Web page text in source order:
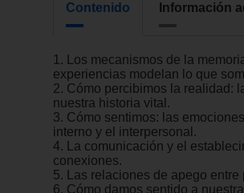
Contenido Información
1. Los mecanismos de la
experiencias modelan lo que
2. Cómo percibimos la realidad:
nuestra historia vital.
3. Cómo sentimos: las
interno y el interpersonal.
4. La comunicación y el
conexiones.
5. Las relaciones de apego entre
6. Cómo damos sentido a